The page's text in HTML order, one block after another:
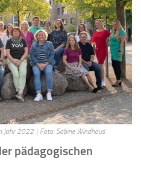
Jahr 2022 | Foto: Sabine Windhaus
pädagogischen